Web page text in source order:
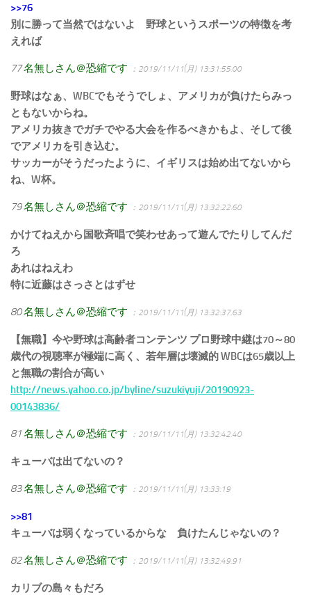
>>76
別に勝って当然ではないよ 野球というスポーツの特徴を考
えれば
77名無しさん＠恐縮です ：2019/11/11(月) 13:31:55.00
野球はなぁ、WBCでもそうでしょ、アメリカが負けたらみっ
ともないからね。
アメリカ抜きでガチでやる大会を作るべきかもよ、そして後
でアメリカを引き込む。
サッカーがそうだったように、イギリスは始め出てないから
ね、W杯。
79名無しさん＠恐縮です ：2019/11/11(月) 13:32:22.60
かけてねえから国歌斉唱で笑わせあって遊んでたりしてんだ
ろ
あれはねえわ
特に近藤はさっさとはずせ
80名無しさん＠恐縮です ：2019/11/11(月) 13:32:37.63
【無職】今や野球は高齢者コンテンツ プロ野球中継は70～80
歳代の視聴率が極端に高く、若年層は壊滅的 WBCは65歳以上
と無職の割合が高い
http://news.yahoo.co.jp/byline/suzukiyuji/20190923-
00143836/
81名無しさん＠恐縮です ：2019/11/11(月) 13:32:42.40
キューバは出てないの？
83名無しさん＠恐縮です ：2019/11/11(月) 13:33:19
>>81
キューバは弱くなっているからな 負けたんじゃないの？
82名無しさん＠恐縮です ：2019/11/11(月) 13:32:49.91
カリブの島々もだろ